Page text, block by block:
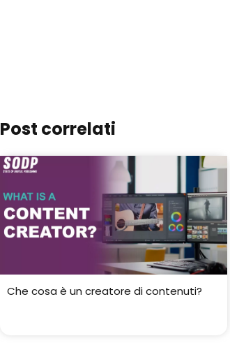
Post correlati
Che cosa è un creatore di contenuti?